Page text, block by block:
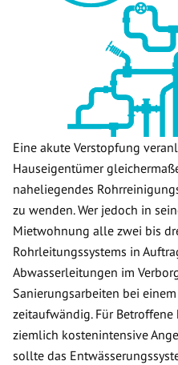
Eine akute Verstopfung
Hauseigentümer
naheliegendes
zu wenden. Wer jedoch in
Mietwohnung alle zwei bis
Rohrleitungssystems in
Abwasserleitungen im
Sanierungsarbeiten bei
zeitaufwändig. Für
ziemlich kostenintensive
sollte das